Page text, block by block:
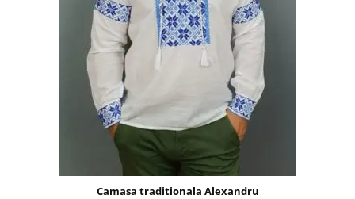
Camasa traditionala Alexandru